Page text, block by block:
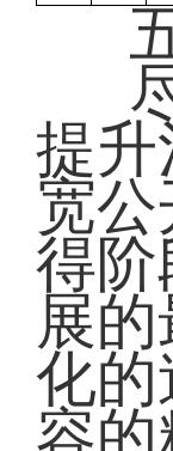
提升
宽
得阶
展
化的
容